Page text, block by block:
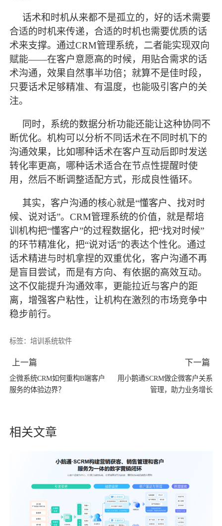
话术和时机从来都不是孤立的，好的话术需要
合适的时机来传递，合适的时机也需要优质的话
术来支撑。通过CRM管理系统，二者能实现双向
赋能——在客户意愿高的时候，用贴合需求的话
术沟通，效果自然事半功倍；就算不是佳时段，
只要话术足够精准、有温度，也能吸引客户的关
注。
同时，系统的数据分析功能还能让这种协同不
断优化。机构可以分析不同话术在不同时机下的
沟通效果，比如哪种话术在客户互动后即时发送
转化率更高，哪种话术适合在节点性提醒时使
用，然后不断调整适配方式，形成良性循环。
其实，客户沟通的核心就是“懂客户、找对时
候、说对话”。CRM管理系统的价值，就是帮培
训机构把“懂客户”的过程数据化，把“找对时候”
的环节精准化，把“说对话”的表达个性化。通过
话术精进与时机拿捏的双重优化，客户沟通不再
是盲目尝试，而是有方向、有依据的高效互动。
这不仅能提升沟通效率，更能拉近与客户的距
离，增强客户粘性，让机构在激烈的市场竞争中
稳步前行。
标签：培训系统软件
上一篇
企微系统CRM如何重构B端客户
服务的体验边界？
下一篇
用小鹅通SCRM做企微客户关系
管理，助力业务增长
相关文章